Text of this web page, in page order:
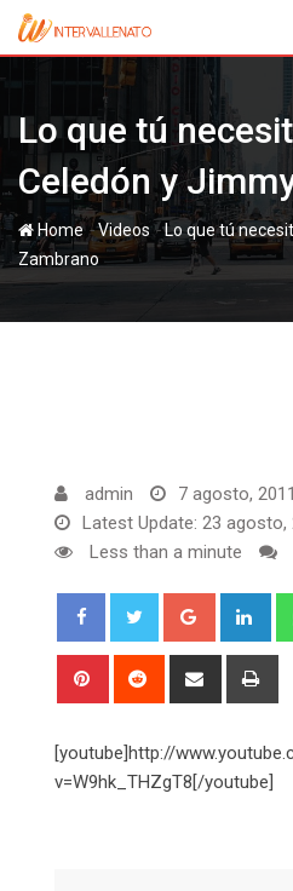
Skip
Lo que tú
Celedón y
Home-Videos-Lo que tú
Zambrano
admin
7 agosto, 2011
Latest Update: 23 agosto,
Less than a minute
Google+
Pinterest Reddit
Share
[youtube]http://
v=W9hk_THZgT8[/youtube]